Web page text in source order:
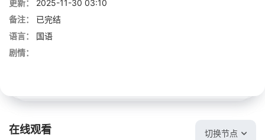
更新：
2025-11-30 03:10
备注：
已完结
语言：
国语
剧情：
在线观看 切换节点